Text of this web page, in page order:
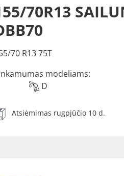
70R13
70 R13 75T
modeliams:
D
Atsiėmimas rugpjūčio 10 d.